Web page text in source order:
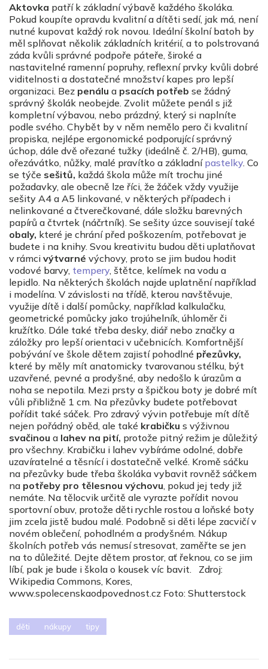
Aktovka patří k základní výbavě každého školáka.
Pokud koupíte opravdu kvalitní a dítěti sedí, jak má, není
nutné kupovat každý rok novou. Ideální školní batoh by
měl splňovat několik základních kritérií, a to polstrovaná
záda kvůli správné podpoře páteře, široké a
nastavitelné ramenní popruhy, reflexní prvky kvůli dobré
viditelnosti a dostatečné množství kapes pro lepší
organizaci. Bez penálu a psacích potřeb se žádný
správný školák neobejde. Zvolit můžete penál s již
kompletní výbavou, nebo prázdný, který si naplníte
podle svého. Chybět by v něm nemělo pero či kvalitní
propiska, nejlépe ergonomické podporující správný
úchop, dále dvě ořezané tužky (ideálně č. 2/HB), guma,
ořezávátko, nůžky, malé pravítko a základní pastelky. Co
se týče sešitů, každá škola může mít trochu jiné
požadavky, ale obecně lze říci, že žáček vždy využije
sešity A4 a A5 linkované, v některých případech i
nelinkované a čtverečkované, dále složku barevných
papírů a čtvrtek (náčrtník). Se sešity úzce souvisejí také
obaly, které je chrání před poškozením, potřebovat je
budete i na knihy. Svou kreativitu budou děti uplatňovat
v rámci výtvarné výchovy, proto se jim budou hodit
vodové barvy, tempery, štětce, kelímek na vodu a
lepidlo. Na některých školách najde uplatnění například
i modelína. V závislosti na třídě, kterou navštěvuje,
využije dítě i další pomůcky, například kalkulačku,
geometrické pomůcky jako trojúhelník, úhloměr či
kružítko. Dále také třeba desky, diář nebo značky a
záložky pro lepší orientaci v učebnicích. Komfortnější
pobývání ve škole dětem zajistí pohodlné přezůvky,
které by měly mít anatomicky tvarovanou stélku, být
uzavřené, pevné a prodyšné, aby nedošlo k úrazům a
noha se nepotila. Mezi prsty a špičkou boty je dobré mít
vůli přibližně 1 cm. Na přezůvky budete potřebovat
pořídit také sáček. Pro zdravý vývin potřebuje mít dítě
nejen pořádný oběd, ale také krabičku s výživnou
svačinou a lahev na pití, protože pitný režim je důležitý
pro všechny. Krabičku i lahev vybíráme odolné, dobře
uzavíratelné a těsnící i dostatečně velké. Kromě sáčku
na přezůvky bude třeba školáka vybavit rovněž sáčkem
na potřeby pro tělesnou výchovu, pokud jej tedy již
nemáte. Na tělocvik určitě ale vyrazte pořídit novou
sportovní obuv, protože děti rychle rostou a loňské boty
jim zcela jistě budou malé. Podobně si děti lépe zacvičí v
novém oblečení, pohodlném a prodyšném. Nákup
školních potřeb vás nemusí stresovat, zaměřte se jen
na to důležité. Dejte dětem prostor, ať řeknou, co se jim
líbí, pak je bude i škola o kousek víc bavit. Zdroj:
Wikipedia Commons, Kores,
www.spolecenskaodpovednost.cz Foto: Shutterstock
děti nákupy tipy